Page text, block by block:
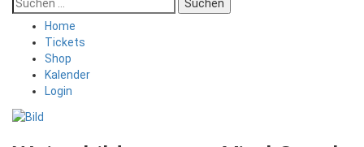
nach:
Home
Tickets
Shop
Kalender
Login